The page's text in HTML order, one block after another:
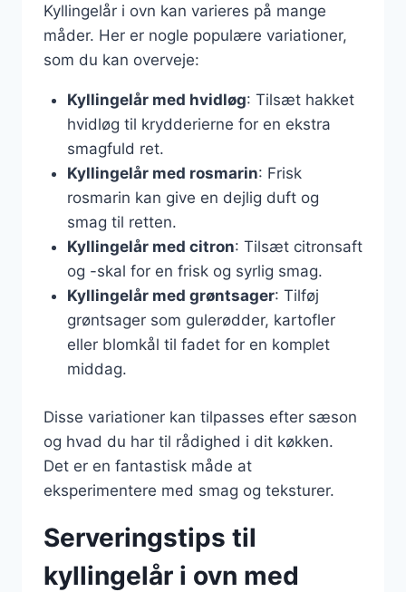
Kyllingelår i ovn kan varieres på mange
måder. Her er nogle populære variationer,
som du kan overveje:
Kyllingelår med hvidløg: Tilsæt hakket
hvidløg til krydderierne for en ekstra
smagfuld ret.
Kyllingelår med rosmarin: Frisk
rosmarin kan give en dejlig duft og
smag til retten.
Kyllingelår med citron: Tilsæt citronsaft
og -skal for en frisk og syrlig smag.
Kyllingelår med grøntsager: Tilføj
grøntsager som gulerødder, kartofler
eller blomkål til fadet for en komplet
middag.
Disse variationer kan tilpasses efter sæson
og hvad du har til rådighed i dit køkken.
Det er en fantastisk måde at
eksperimentere med smag og teksturer.
Serveringstips til
kyllingelår i ovn med